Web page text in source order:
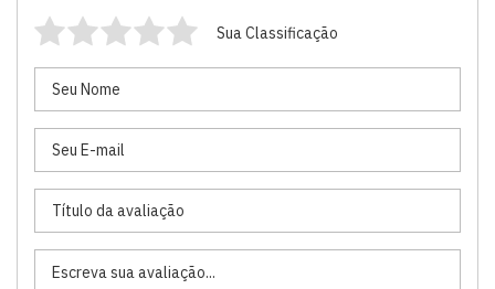
Sua Classificação